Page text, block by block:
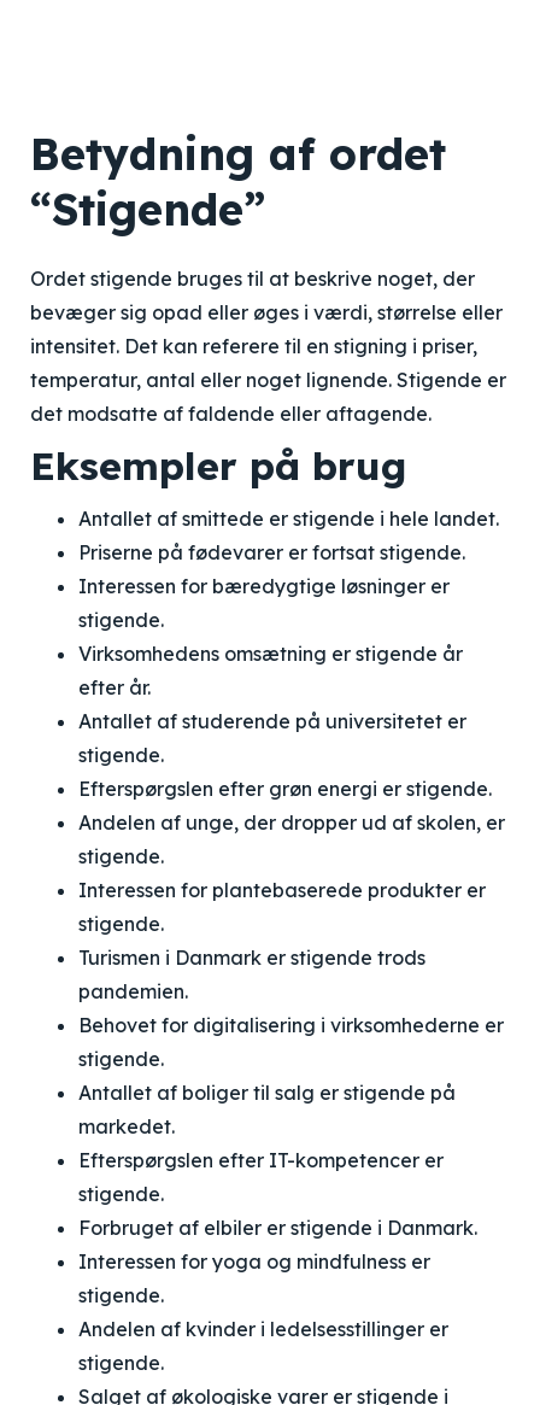
Betydning af ordet
“Stigende”
Ordet stigende bruges til at beskrive noget, der
bevæger sig opad eller øges i værdi, størrelse eller
intensitet. Det kan referere til en stigning i priser,
temperatur, antal eller noget lignende. Stigende er
det modsatte af faldende eller aftagende.
Eksempler på brug
Antallet af smittede er stigende i hele landet.
Priserne på fødevarer er fortsat stigende.
Interessen for bæredygtige løsninger er
stigende.
Virksomhedens omsætning er stigende år
efter år.
Antallet af studerende på universitetet er
stigende.
Efterspørgslen efter grøn energi er stigende.
Andelen af unge, der dropper ud af skolen, er
stigende.
Interessen for plantebaserede produkter er
stigende.
Turismen i Danmark er stigende trods
pandemien.
Behovet for digitalisering i virksomhederne er
stigende.
Antallet af boliger til salg er stigende på
markedet.
Efterspørgslen efter IT-kompetencer er
stigende.
Forbruget af elbiler er stigende i Danmark.
Interessen for yoga og mindfulness er
stigende.
Andelen af kvinder i ledelsesstillinger er
stigende.
Salget af økologiske varer er stigende i